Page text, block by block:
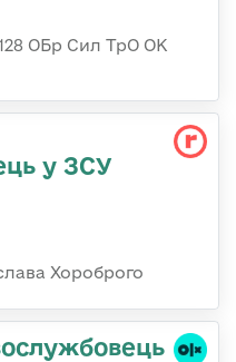
ОБр Сил ТрО ОК
у ЗСУ
Хороброго